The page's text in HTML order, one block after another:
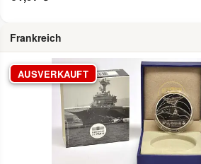
Frankreich
AUSVERKAUFT